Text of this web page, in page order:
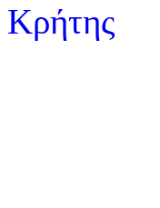
Κρήτης